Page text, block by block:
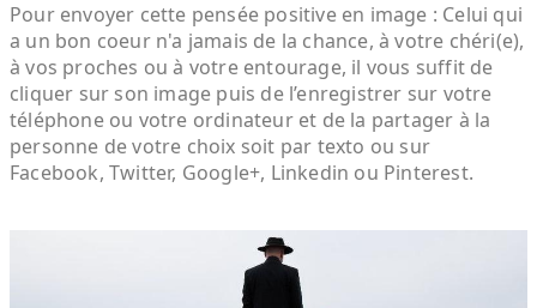
Pour envoyer cette pensée positive en image : Celui qui
a un bon coeur n'a jamais de la chance, à votre chéri(e),
à vos proches ou à votre entourage, il vous suffit de
cliquer sur son image puis de l’enregistrer sur votre
téléphone ou votre ordinateur et de la partager à la
personne de votre choix soit par texto ou sur
Facebook, Twitter, Google+, Linkedin ou Pinterest.